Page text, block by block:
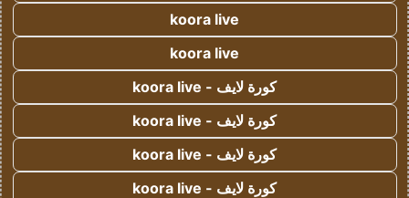
koora live
koora live
كورة لايف - koora live
كورة لايف - koora live
كورة لايف - koora live
كورة لايف - koora live